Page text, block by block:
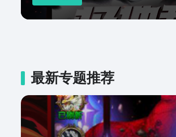
最新专题推荐